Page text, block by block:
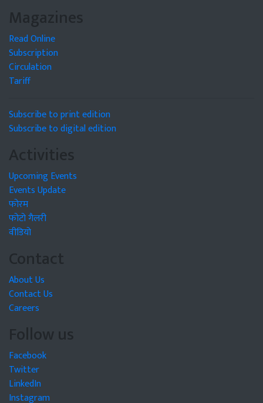
Magazines
Read Online
Subscription
Circulation
Tariff
Subscribe to print edition
Subscribe to digital edition
Activities
Upcoming Events
Events Update
फोरम
फोटो गैलरी
वीडियो
Contact
About Us
Contact Us
Careers
Follow us
Facebook
Twitter
LinkedIn
Instagram